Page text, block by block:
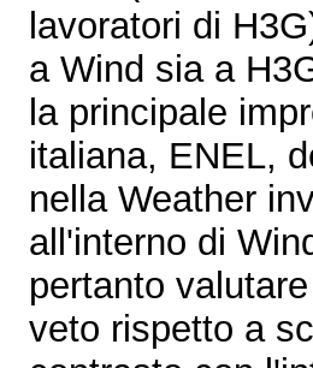
lavoratori di
a Wind sia a
la principale
italiana, ENEL,
nella Weather
all'interno di
pertanto
veto rispetto a